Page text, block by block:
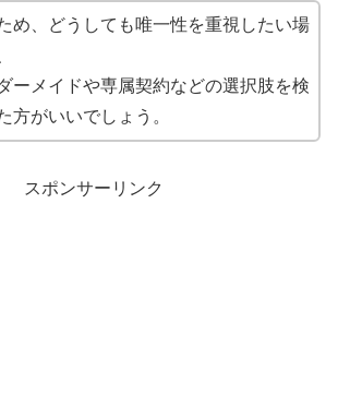
め、どうしても唯一性を重視したい場
ーメイドや専属契約などの選択肢を検
方がいいでしょう。
スポンサーリンク